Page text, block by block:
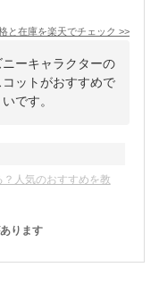
と在庫を楽天でチェック >>
ーキャラクターの
ットがおすすめで
です。
人気のおすすめを教
ります